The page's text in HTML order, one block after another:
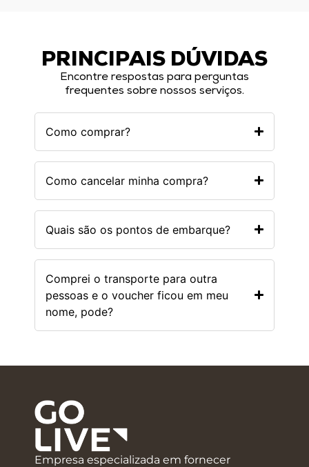
PRINCIPAIS DÚVIDAS
Encontre respostas para perguntas
frequentes sobre nossos serviços.
Como comprar?
Como cancelar minha compra?
Quais são os pontos de embarque?
Comprei o transporte para outra
pessoas e o voucher ficou em meu
nome, pode?
Empresa especializada em fornecer